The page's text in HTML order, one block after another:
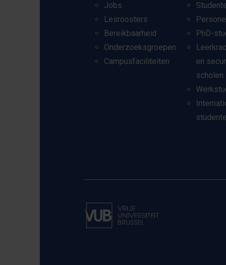
Jobs
Lesroosters
Bereikbaarheid
Onderzoeksgroepen
Campusfaciliteiten
PhD-
en
scholen